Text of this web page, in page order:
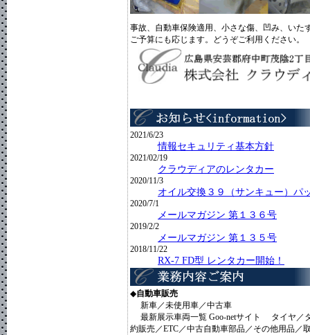
事故、自動車保険適用、小さな傷、凹み、いた
ご予算にも応じます。どうぞご利用ください。
2021/6/23
情報セキュリティ基本方針
2021/02/19
クラウディアのレンタカー
2020/11/3
オイル交換３９（サンキュー）パ
2020/7/1
メールマガジン 第１３６号
2019/2/2
メールマガジン 第１３５号
2018/11/22
RX-7 FD型 レンタカー開始！
2018/06/20
メールマガジン 第１３４号
2018/04/27
メールマガジン 第１３３号
2018/03/30
メールマガジン 第１３２号
◆自動車販売
新車／未使用車／中古車
最新展示車両一覧 Goo-netサイト タイヤ／
約販売／ETC／中古自動車部品／その他用品／